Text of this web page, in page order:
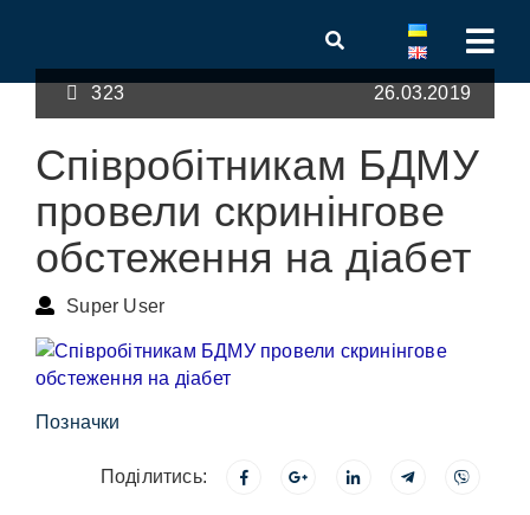
323 26.03.2019
Співробітникам БДМУ
провели скринінгове
обстеження на діабет
Super User
Позначки
Поділитись: